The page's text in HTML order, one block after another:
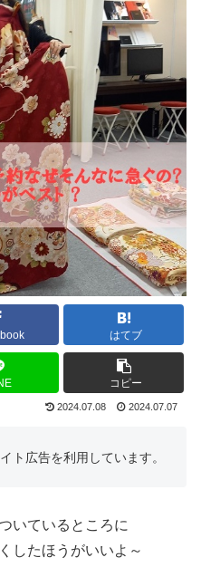
はてブ
コピー
2024.07.08 2024.07.07
ト広告を利用しています。
いているところに
したほうがいいよ～